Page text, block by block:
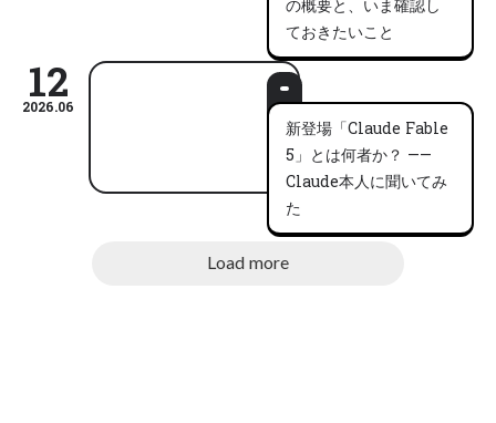
の概要と、いま確認し
ておきたいこと
12
2026.06
新登場「Claude Fable
5」とは何者か？ ——
Claude本人に聞いてみ
た
Load more